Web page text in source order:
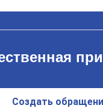
Создать